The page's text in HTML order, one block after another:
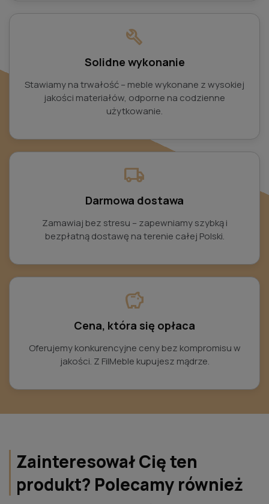
build
Solidne wykonanie
Stawiamy na trwałość – meble wykonane z wysokiej
jakości materiałów, odporne na codzienne
użytkowanie.
local_shipping
Darmowa dostawa
Zamawiaj bez stresu – zapewniamy szybką i
bezpłatną dostawę na terenie całej Polski.
savings
Cena, która się opłaca
Oferujemy konkurencyjne ceny bez kompromisu w
jakości. Z FilMeble kupujesz mądrze.
Zainteresował Cię ten
produkt? Polecamy również